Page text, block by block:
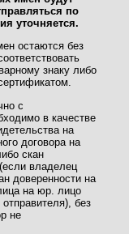
по
уточняется.
остаются без
знаку либо
с
в качестве
на
договора на
скан
владелец
доверенности на
на юр. лицо
без
не